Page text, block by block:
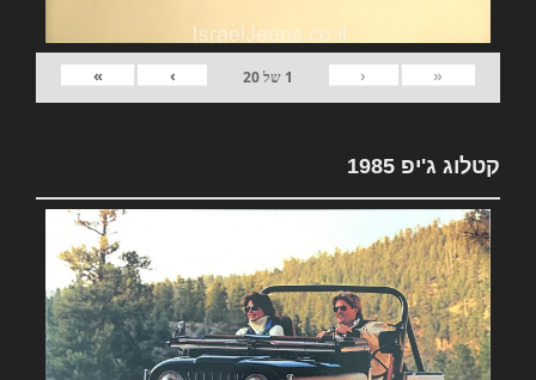
«
‹
1 של20
›
»
קטלוג ג'יפ 1985